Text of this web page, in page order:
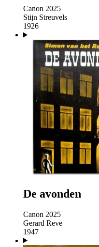
Canon 2025
Stijn Streuvels
1926
De avonden
Canon 2025
Gerard Reve
1947